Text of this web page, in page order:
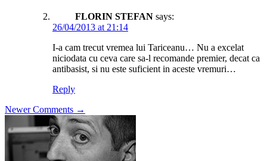
FLORIN STEFAN says:
26/04/2013 at 21:14
I-a cam trecut vremea lui Tariceanu… Nu a excelat
niciodata cu ceva care sa-l recomande premier, decat ca
antibasist, si nu este suficient in aceste vremuri…
Reply
Comment
navigation
Newer Comments →